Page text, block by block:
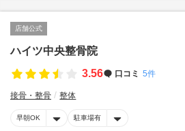
店舗公式
ハイツ中央整骨院
3.56
口コミ 5件
接骨・整骨 整体
早朝OK 駐車場有